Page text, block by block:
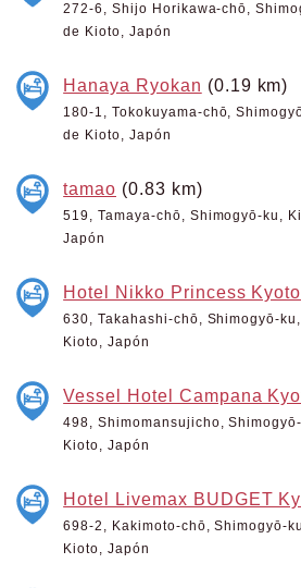
272-6, Shijo Horikawa-chō,
de Kioto, Japón
Hanaya Ryokan (0.19 km)
180-1, Tokokuyama-chō,
de Kioto, Japón
tamao (0.83 km)
519, Tamaya-chō, Shimogyō-ku,
Japón
Hotel Nikko Princess Kyoto
630, Takahashi-chō, Shimogyō-
Kioto, Japón
Vessel Hotel Campana
498, Shimomansujicho,
Kioto, Japón
Hotel Livemax BUDGET
698-2, Kakimoto-chō, Shimogyō-
Kioto, Japón